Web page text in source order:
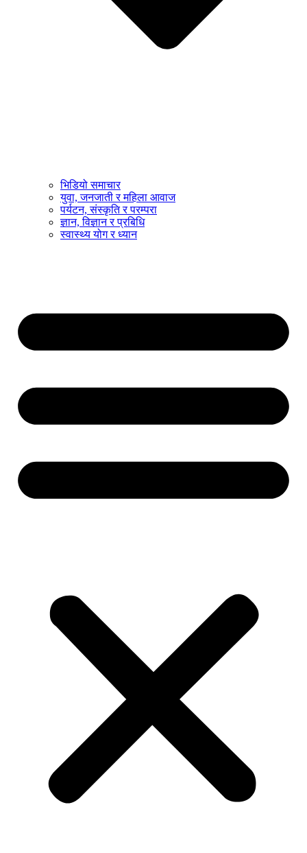
भिडियो समाचार
युवा, जनजाती र महिला आवाज
पर्यटन, संस्कृति र परम्परा
ज्ञान, विज्ञान र प्रबिधि
स्वास्थ्य योग र ध्यान